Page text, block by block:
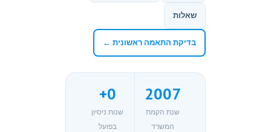
שאלות
בדיקת התאמה ראשונית ←
2007
שנת הקמת
המשרד
0
+
שנות ניסיון
בפועל